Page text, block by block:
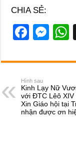
CHIA SẺ:
F
c
e
b
o
M
ss
n
g
Hình sau
Kinh Lạy Nữ
với ĐTC Lêô XIV
Xin Giáo hội tại
nhận được ơn